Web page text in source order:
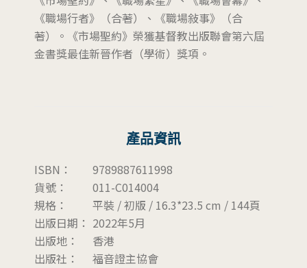
《職場行者》（合著）、《職場敍事》（合
著）。《市場聖約》榮獲基督教出版聯會第六屆
金書獎最佳新晉作者（學術）獎項。
產品資訊
ISBN：
9789887611998
貨號：
011-C014004
規格：
平裝 / 初版 / 16.3*23.5 cm / 144頁
出版日期： 2022年5月
出版地：
香港
出版社：
福音證主協會